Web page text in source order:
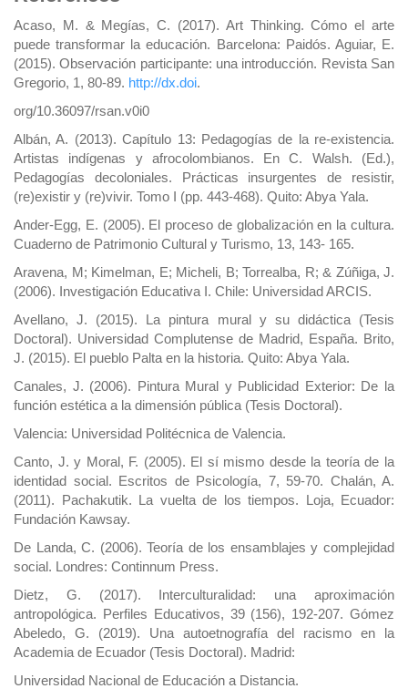
Acaso, M. & Megías, C. (2017). Art Thinking. Cómo el arte
puede transformar la educación. Barcelona: Paidós. Aguiar, E.
(2015). Observación participante: una introducción. Revista San
Gregorio, 1, 80-89. http://dx.doi.
org/10.36097/rsan.v0i0
Albán, A. (2013). Capítulo 13: Pedagogías de la re-existencia.
Artistas indígenas y afrocolombianos. En C. Walsh. (Ed.),
Pedagogías decoloniales. Prácticas insurgentes de resistir,
(re)existir y (re)vivir. Tomo I (pp. 443-468). Quito: Abya Yala.
Ander-Egg, E. (2005). El proceso de globalización en la cultura.
Cuaderno de Patrimonio Cultural y Turismo, 13, 143- 165.
Aravena, M; Kimelman, E; Micheli, B; Torrealba, R; & Zúñiga, J.
(2006). Investigación Educativa I. Chile: Universidad ARCIS.
Avellano, J. (2015). La pintura mural y su didáctica (Tesis
Doctoral). Universidad Complutense de Madrid, España. Brito,
J. (2015). El pueblo Palta en la historia. Quito: Abya Yala.
Canales, J. (2006). Pintura Mural y Publicidad Exterior: De la
función estética a la dimensión pública (Tesis Doctoral).
Valencia: Universidad Politécnica de Valencia.
Canto, J. y Moral, F. (2005). El sí mismo desde la teoría de la
identidad social. Escritos de Psicología, 7, 59-70. Chalán, A.
(2011). Pachakutik. La vuelta de los tiempos. Loja, Ecuador:
Fundación Kawsay.
De Landa, C. (2006). Teoría de los ensamblajes y complejidad
social. Londres: Continnum Press.
Dietz, G. (2017). Interculturalidad: una aproximación
antropológica. Perfiles Educativos, 39 (156), 192-207. Gómez
Abeledo, G. (2019). Una autoetnografía del racismo en la
Academia de Ecuador (Tesis Doctoral). Madrid:
Universidad Nacional de Educación a Distancia.